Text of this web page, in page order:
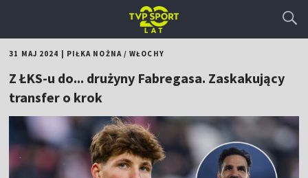
31 MAJ 2024 PIŁKA NOŻNA/WŁOCHY
Z ŁKS-u do... drużyny Fabregasa. Zaskakujący
transfer o krok